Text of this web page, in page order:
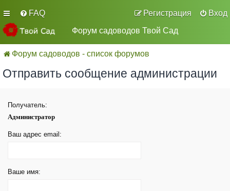
FAQ Вход
Регистрация
Форум садоводов Твой Сад
Форум садоводов - список форумов
Отправить сообщение администрации
Получатель:
Администратор
Ваш адрес email:
Ваше имя: